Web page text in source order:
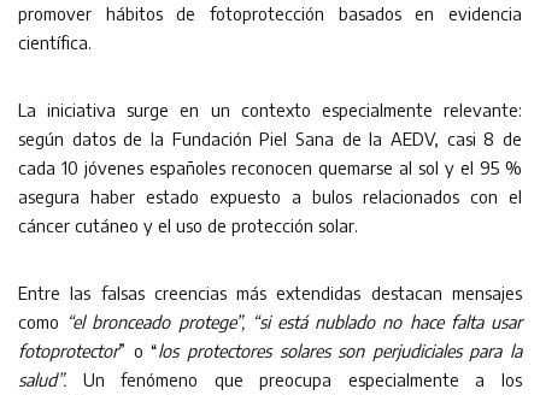
promover hábitos de fotoprotección basados en evidencia
científica.
La iniciativa surge en un contexto especialmente relevante:
según datos de la Fundación Piel Sana de la AEDV, casi 8 de
cada 10 jóvenes españoles reconocen quemarse al sol y el 95 %
asegura haber estado expuesto a bulos relacionados con el
cáncer cutáneo y el uso de protección solar.
Entre las falsas creencias más extendidas destacan mensajes
como “el bronceado protege”, “si está nublado no hace falta usar
fotoprotector” o “los protectores solares son perjudiciales para la
salud”. Un fenómeno que preocupa especialmente a los